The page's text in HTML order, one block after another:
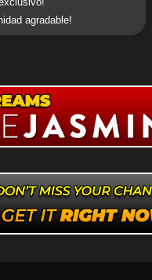
agradable!